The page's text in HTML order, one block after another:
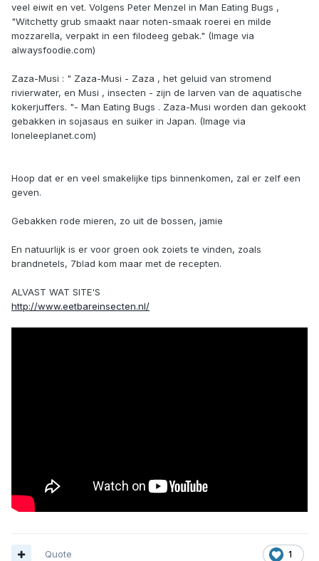
veel eiwit en vet. Volgens Peter Menzel in Man Eating Bugs ,
"Witchetty grub smaakt naar noten-smaak roerei en milde
mozzarella, verpakt in een filodeeg gebak." (Image via
alwaysfoodie.com)
Zaza-Musi : " Zaza-Musi - Zaza , het geluid van stromend
rivierwater, en Musi , insecten - zijn de larven van de aquatische
kokerjuffers. "- Man Eating Bugs . Zaza-Musi worden dan gekookt
gebakken in sojasaus en suiker in Japan. (Image via
loneleeplanet.com)
Hoop dat er en veel smakelijke tips binnenkomen, zal er zelf een
geven.
Gebakken rode mieren, zo uit de bossen, jamie
En natuurlijk is er voor groen ook zoiets te vinden, zoals
brandnetels, 7blad kom maar met de recepten.
ALVAST WAT SITE'S
http://www.eetbareinsecten.nl/
1
Quote